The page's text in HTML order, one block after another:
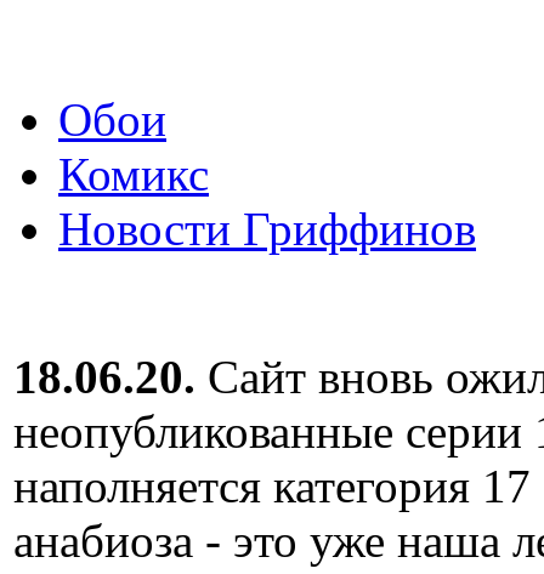
Обои
Комикс
Новости Гриффинов
18.06.20. Сайт вновь
неопубликованные серии
наполняется категория
анабиоза - это уже наша